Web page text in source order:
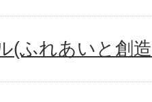
(ふれあいと創